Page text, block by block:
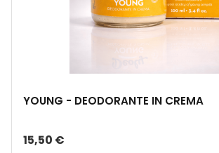
YOUNG - DEODORANTE IN CREMA
15,50 €